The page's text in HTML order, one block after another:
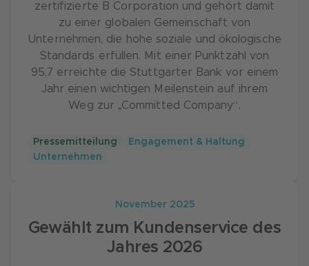
zertifizierte B Corporation und gehört damit
zu einer globalen Gemeinschaft von
Unternehmen, die hohe soziale und ökologische
Standards erfüllen. Mit einer Punktzahl von
95,7 erreichte die Stuttgarter Bank vor einem
Jahr einen wichtigen Meilenstein auf ihrem
Weg zur „Committed Company“.
Pressemitteilung
Engagement & Haltung
Unternehmen
November 2025
Gewählt zum Kundenservice des
Jahres 2026